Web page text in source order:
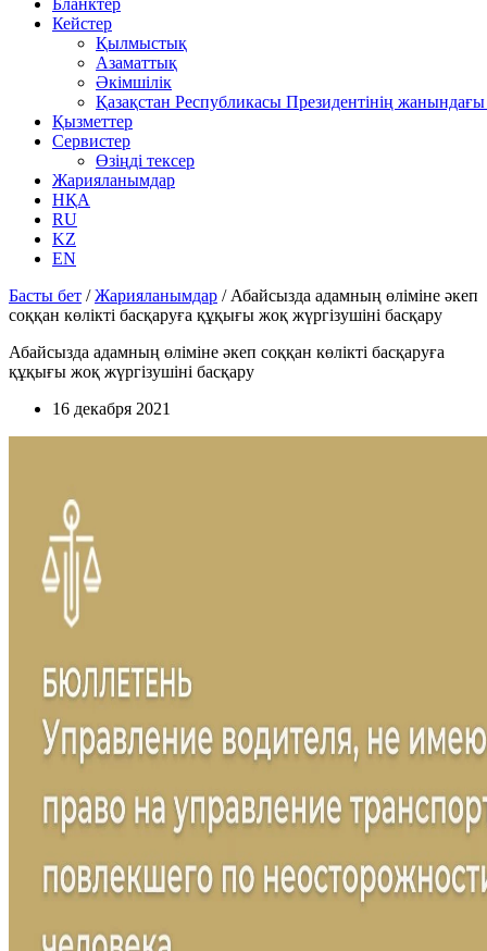
Бланктер
Кейстер
Қылмыстық
Азаматтық
Әкімшілік
Қазақстан Республикасы Президентінің
Қызметтер
Сервистер
Өзіңді тексер
Жарияланымдар
НҚА
RU
KZ
EN
Басты бет /Жарияланымдар / Абайсызда адамның өліміне әкеп
соққан көлікті басқаруға құқығы жоқ жүргізушіні басқару
Абайсызда адамның өліміне әкеп соққан көлікті басқаруға
құқығы жоқ жүргізушіні басқару
16 декабря 2021